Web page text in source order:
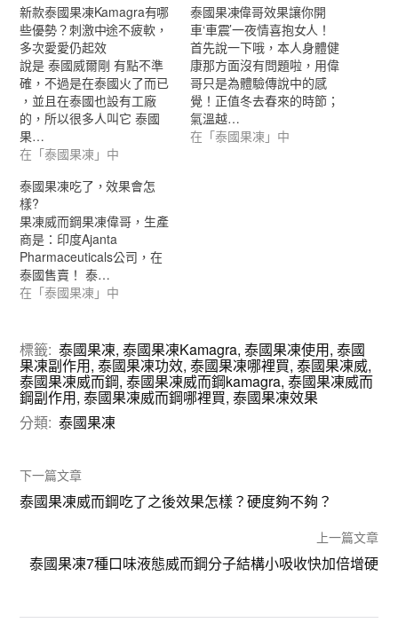
新款泰國果凍Kamagra有哪
些優勢？刺激中途不疲軟，
多次愛愛仍起效
說是 泰國威爾剛 有點不準
確，不過是在泰國火了而已
，並且在泰國也設有工廠
的，所以很多人叫它 泰國
果…
在「泰國果凍」中
泰國果凍偉哥效果讓你開
車‘車震’一夜情喜抱女人！
首先說一下哦，本人身體健
康那方面沒有問題啦，用偉
哥只是為體驗傳說中的感
覺！正值冬去春來的時節；
氣溫越…
在「泰國果凍」中
泰國果凍吃了，效果會怎
樣?
果凍威而鋼果凍偉哥，生產
商是：印度Ajanta
Pharmaceuticals公司，在
泰國售賣！ 泰…
在「泰國果凍」中
標籤: 泰國果凍,泰國果凍Kamagra,泰國果凍使用,泰國
果凍副作用,泰國果凍功效,泰國果凍哪裡買,泰國果凍威,
泰國果凍威而鋼,泰國果凍威而鋼kamagra,泰國果凍威而
鋼副作用,泰國果凍威而鋼哪裡買,泰國果凍效果
分類: 泰國果凍
下一篇文章
泰國果凍威而鋼吃了之後效果怎樣？硬度夠不夠？
上一篇文章
泰國果凍7種口味液態威而鋼分子結構小吸收快加倍增硬